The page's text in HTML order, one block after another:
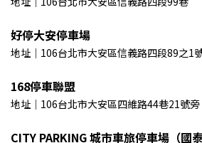
好停大安停車場
地址｜106台北市大安區信義路四段89之1
168停車聯盟
地址｜106台北市大安區四維路44巷21號旁
CITY PARKING 城市車旅停車場（國